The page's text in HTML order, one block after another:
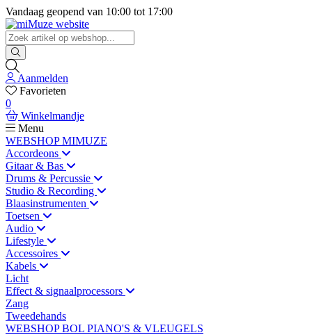
Vandaag geopend van 10:00 tot 17:00
Aanmelden
Favorieten
0
Winkelmandje
Menu
WEBSHOP MIMUZE
Accordeons
Gitaar & Bas
Drums & Percussie
Studio & Recording
Blaasinstrumenten
Toetsen
Audio
Lifestyle
Accessoires
Kabels
Licht
Effect & signaalprocessors
Zang
Tweedehands
WEBSHOP BOL PIANO'S & VLEUGELS